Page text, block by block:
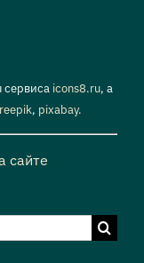
сервиса icons8.ru, а
, pixabay.
сайте